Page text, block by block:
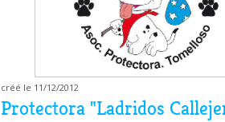
créé le 11/12/2012
Protectora "Ladridos